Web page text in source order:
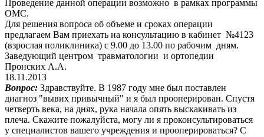
Проведение данной операции возможно в рамках программы
ОМС.
Для решения вопроса об объеме и сроках операции
предлагаем Вам приехать на консультацию в кабинет №4123
(взрослая поликлиника) с 9.00 до 13.00 по рабочим дням.
Заведующий центром травматологии и ортопедии
Пронских А.А.
18.11.2013
Вопрос: Здравствуйте. В 1987 году мне был поставлен
диагноз "вывих привычный" и я был прооперирован. Спустя
четверть века, на днях, рука начала опять выскакивать из
плеча. Скажите пожалуйста, могу ли я проконсультироваться
у специалистов вашего учреждения и прооперироваться? С